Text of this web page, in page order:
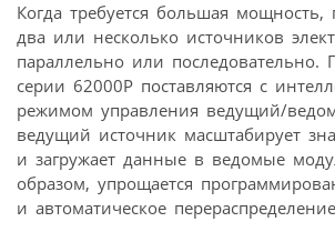
Когда требуется большая мощность,
два или несколько источников
параллельно или последовательно.
серии 62000Р поставляются с
режимом управления ведущий/
ведущий источник масштабирует
и загружает данные в ведомые
образом, упрощается
и автоматическое